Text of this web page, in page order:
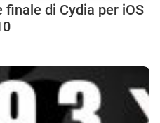
di Cydia per iOS